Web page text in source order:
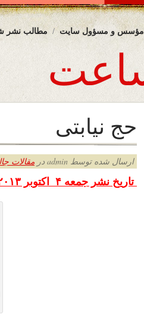
مطالب نشر مؤسس و مسؤول سایت
حج نیابتی
ارسال شده توسط admin در مقالات
تاریخ نشر جمعه ۴ اکتوبر ۲۰۱۳ هالند